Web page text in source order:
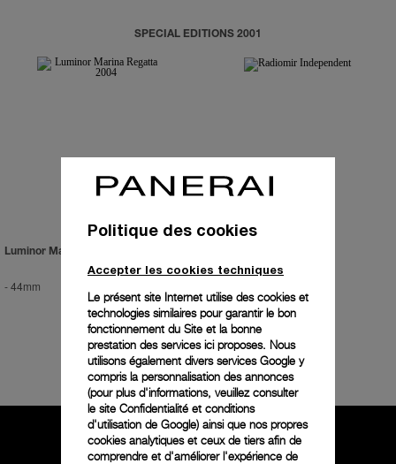
SPECIAL EDITIONS 2001
Luminor Marina Regatta 2004
-44mm
Politique des cookies
Accepter les cookies techniques
Le présent site Internet utilise des cookies et
technologies similaires pour garantir le bon
fonctionnement du Site et la bonne
prestation des services ici proposes. Nous
utilisons également divers services Google y
compris la personnalisation des annonces
(pour plus d'informations, veuillez consulter
le site Confidentialité et conditions
d'utilisation de Google) ainsi que nos propres
cookies analytiques et ceux de tiers afin de
comprendre et d'améliorer l'expérience de